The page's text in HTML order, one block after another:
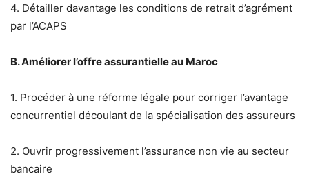
4. Détailler davantage les conditions de retrait d’agrément
par l’ACAPS
B. Améliorer l’offre assurantielle au Maroc
1. Procéder à une réforme légale pour corriger l’avantage
concurrentiel découlant de la spécialisation des assureurs
2. Ouvrir progressivement l’assurance non vie au secteur
bancaire